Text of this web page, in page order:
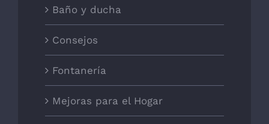
Baño y ducha
Consejos
Fontanería
Mejoras para el Hogar